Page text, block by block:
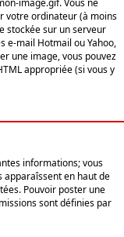
votre ordinateur (à moins
stockée sur un serveur
e-mail Hotmail ou Yahoo,
une image, vous pouvez
appropriée (si vous y
informations; vous
apparaîssent en haut de
Pouvoir poster une
sont définies par